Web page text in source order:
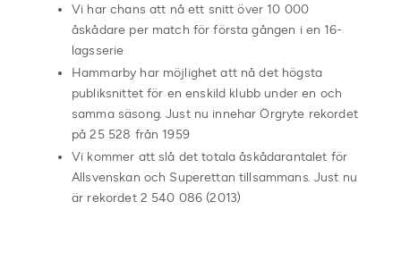
Vi har chans att nå ett snitt över 10 000
åskådare per match för första gången i en 16-
lagsserie
Hammarby har möjlighet att nå det högsta
publiksnittet för en enskild klubb under en och
samma säsong. Just nu innehar Örgryte rekordet
på 25 528 från 1959
Vi kommer att slå det totala åskådarantalet för
Allsvenskan och Superettan tillsammans. Just nu
är rekordet 2 540 086 (2013)